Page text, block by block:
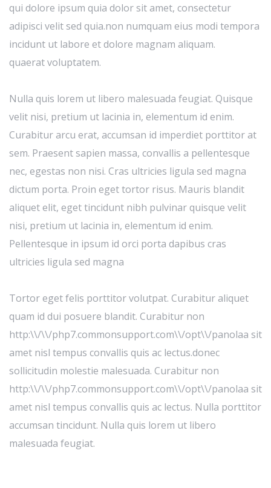
qui dolore ipsum quia dolor sit amet, consectetur
adipisci velit sed quia.non numquam eius modi tempora
incidunt ut labore et dolore magnam aliquam.
quaerat voluptatem.
Nulla quis lorem ut libero malesuada feugiat. Quisque
velit nisi, pretium ut lacinia in, elementum id enim.
Curabitur arcu erat, accumsan id imperdiet porttitor at
sem. Praesent sapien massa, convallis a pellentesque
nec, egestas non nisi. Cras ultricies ligula sed magna
dictum porta. Proin eget tortor risus. Mauris blandit
aliquet elit, eget tincidunt nibh pulvinar quisque velit
nisi, pretium ut lacinia in, elementum id enim.
Pellentesque in ipsum id orci porta dapibus cras
ultricies ligula sed magna
Tortor eget felis porttitor volutpat. Curabitur aliquet
quam id dui posuere blandit. Curabitur non
http:\\/\\/php7.commonsupport.com\\/opt\\/panolaa sit
amet nisl tempus convallis quis ac lectus.donec
sollicitudin molestie malesuada. Curabitur non
http:\\/\\/php7.commonsupport.com\\/opt\\/panolaa sit
amet nisl tempus convallis quis ac lectus. Nulla porttitor
accumsan tincidunt. Nulla quis lorem ut libero
malesuada feugiat.